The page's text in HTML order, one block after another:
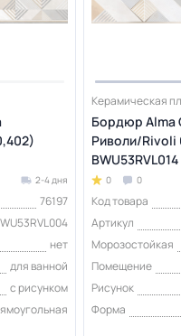
2-4 дня
76197
нет
для ванной
с рисунком
Керамическая
Бордюр Alma
Риволи/Rivoli
BWU53RVL014
0 0
Код товара
Артикул
Морозостойкая
Помещение
Рисунок
Форма